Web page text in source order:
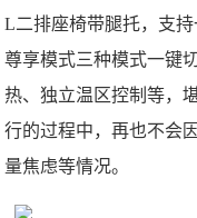
L二排座椅带腿托，支
尊享模式三种模式一键
热、独立温区控制等，
行的过程中，再也不会
量焦虑等情况。